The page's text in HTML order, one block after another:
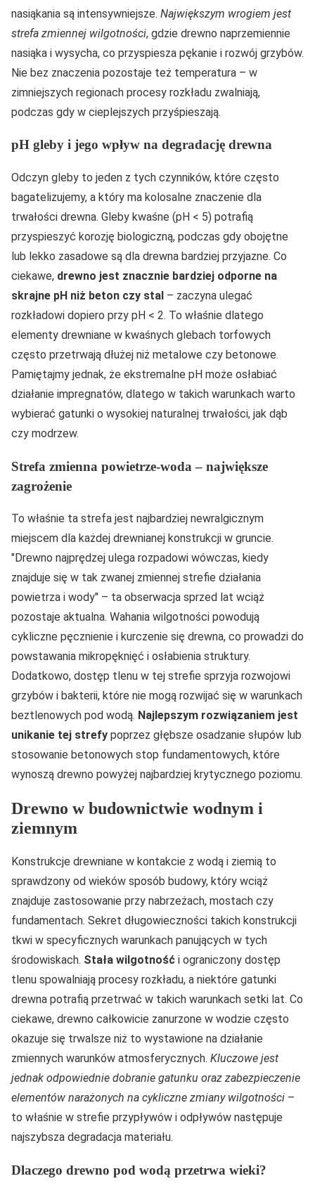
nasiąkania są intensywniejsze. Największym wrogiem jest
strefa zmiennej wilgotności, gdzie drewno naprzemiennie
nasiąka i wysycha, co przyspiesza pękanie i rozwój grzybów.
Nie bez znaczenia pozostaje też temperatura – w
zimniejszych regionach procesy rozkładu zwalniają,
podczas gdy w cieplejszych przyśpieszają.
pH gleby i jego wpływ na degradację drewna
Odczyn gleby to jeden z tych czynników, które często
bagatelizujemy, a który ma kolosalne znaczenie dla
trwałości drewna. Gleby kwaśne (pH < 5) potrafią
przyspieszyć korozję biologiczną, podczas gdy obojętne
lub lekko zasadowe są dla drewna bardziej przyjazne. Co
ciekawe, drewno jest znacznie bardziej odporne na
skrajne pH niż beton czy stal – zaczyna ulegać
rozkładowi dopiero przy pH < 2. To właśnie dlatego
elementy drewniane w kwaśnych glebach torfowych
często przetrwają dłużej niż metalowe czy betonowe.
Pamiętajmy jednak, że ekstremalne pH może osłabiać
działanie impregnatów, dlatego w takich warunkach warto
wybierać gatunki o wysokiej naturalnej trwałości, jak dąb
czy modrzew.
Strefa zmienna powietrze-woda – największe
zagrożenie
To właśnie ta strefa jest najbardziej newralgicznym
miejscem dla każdej drewnianej konstrukcji w gruncie.
Drewno najprędzej ulega rozpadowi wówczas, kiedy
znajduje się w tak zwanej zmiennej strefie działania
powietrza i wody – ta obserwacja sprzed lat wciąż
pozostaje aktualna. Wahania wilgotności powodują
cykliczne pęcznienie i kurczenie się drewna, co prowadzi do
powstawania mikropęknięć i osłabienia struktury.
Dodatkowo, dostęp tlenu w tej strefie sprzyja rozwojowi
grzybów i bakterii, które nie mogą rozwijać się w warunkach
beztlenowych pod wodą. Najlepszym rozwiązaniem jest
unikanie tej strefy poprzez głębsze osadzanie słupów lub
stosowanie betonowych stop fundamentowych, które
wynoszą drewno powyżej najbardziej krytycznego poziomu.
Drewno w budownictwie wodnym i
ziemnym
Konstrukcje drewniane w kontakcie z wodą i ziemią to
sprawdzony od wieków sposób budowy, który wciąż
znajduje zastosowanie przy nabrzeżach, mostach czy
fundamentach. Sekret długowieczności takich konstrukcji
tkwi w specyficznych warunkach panujących w tych
środowiskach. Stała wilgotność i ograniczony dostęp
tlenu spowalniają procesy rozkładu, a niektóre gatunki
drewna potrafią przetrwać w takich warunkach setki lat. Co
ciekawe, drewno całkowicie zanurzone w wodzie często
okazuje się trwalsze niż to wystawione na działanie
zmiennych warunków atmosferycznych. Kluczowe jest
jednak odpowiednie dobranie gatunku oraz zabezpieczenie
elementów narażonych na cykliczne zmiany wilgotności –
to właśnie w strefie przypływów i odpływów następuje
najszybsza degradacja materiału.
Dlaczego drewno pod wodą przetrwa wieki?